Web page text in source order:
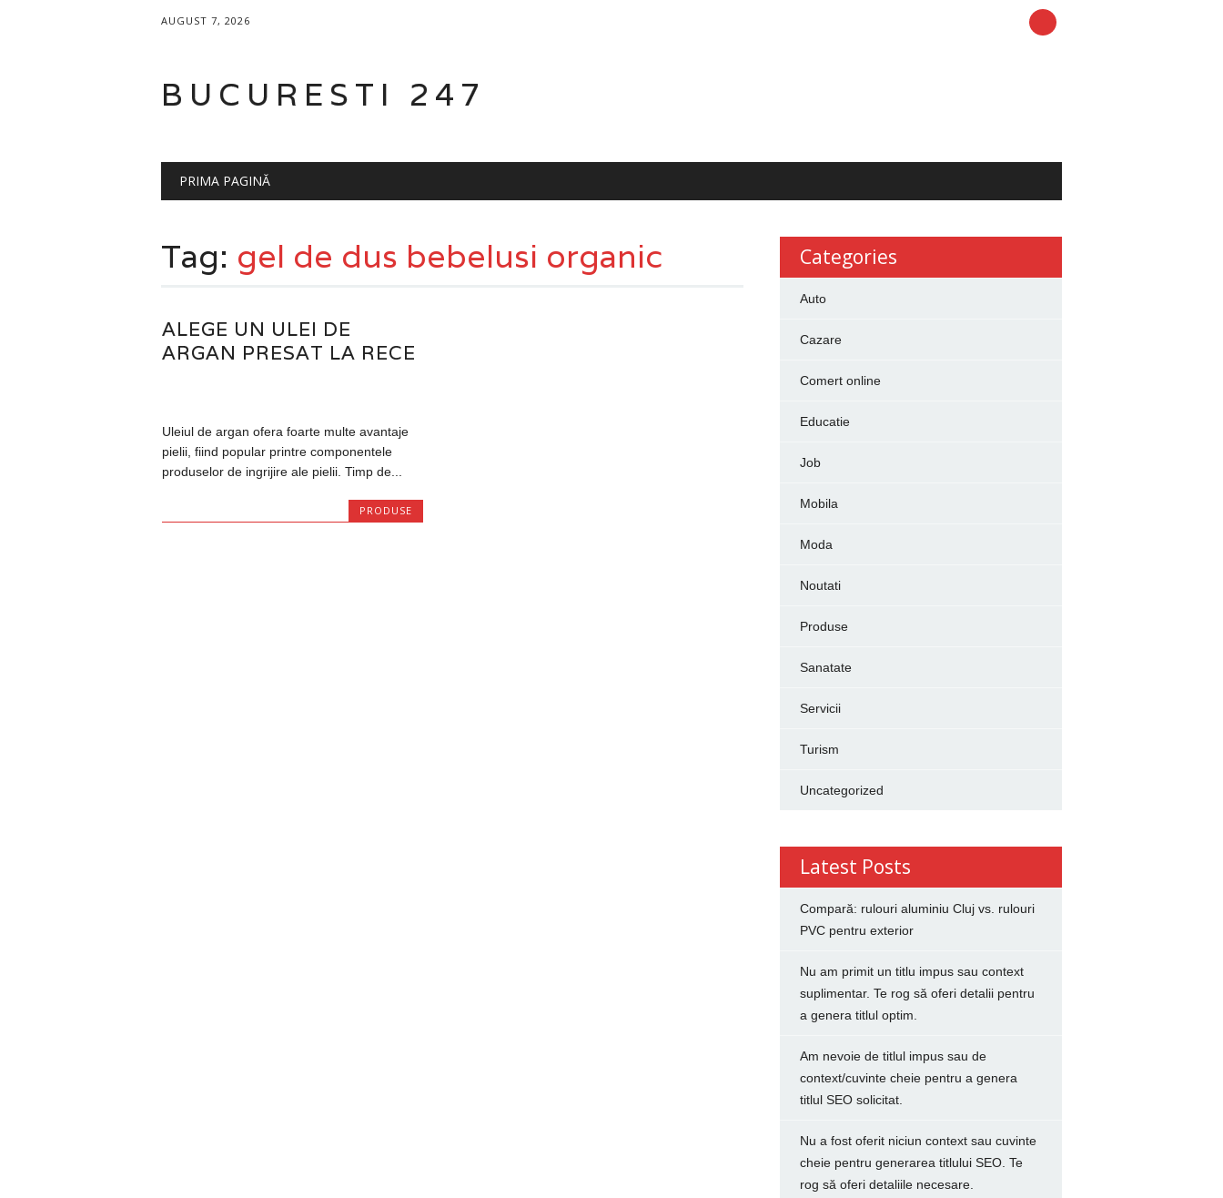
AUGUST 7, 2026
BUCURESTI 247
Main menu
PRIMA PAGINĂ
Tag: gel de dus bebelusi organic
ALEGE UN ULEI DE
ARGAN PRESAT LA RECE
Uleiul de argan ofera foarte multe avantaje
pielii, fiind popular printre componentele
produselor de ingrijire ale pielii. Timp de...
PRODUSE
Categories
Auto
Cazare
Comert online
Educatie
Job
Mobila
Moda
Noutati
Produse
Sanatate
Servicii
Turism
Uncategorized
Latest Posts
Compară: rulouri aluminiu Cluj vs. rulouri
PVC pentru exterior
Nu am primit un titlu impus sau context
suplimentar. Te rog să oferi detalii pentru
a genera titlul optim.
Am nevoie de titlul impus sau de
context/cuvinte cheie pentru a genera
titlul SEO solicitat.
Nu a fost oferit niciun context sau cuvinte
cheie pentru generarea titlului SEO. Te
rog să oferi detaliile necesare.